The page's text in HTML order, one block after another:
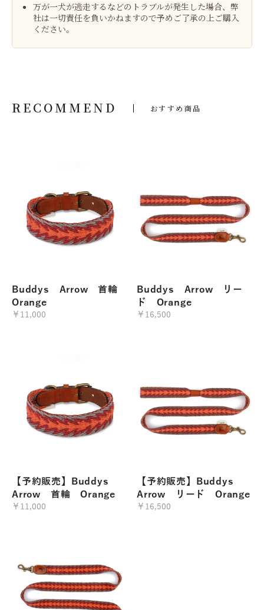
万が一犬が逃走するなどのトラブルが発生した場合、弊
社は一切責任を負いかねますので予めご了承の上ご購入
ください。
RECOMMEND おすすめ商品
Buddys Arrow 首輪
Orange
￥11,000
Buddys Arrow リー
ド Orange
￥16,500
【予約販売】Buddys
Arrow 首輪 Orange
￥11,000
【予約販売】Buddys
Arrow リード Orange
￥16,500